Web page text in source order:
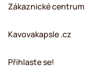
Zákaznické centrum
Kavovakapsle .cz
Přihlaste se!